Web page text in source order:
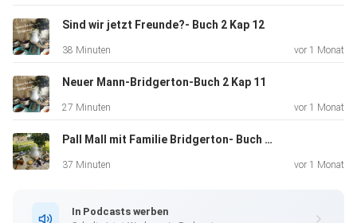
Yours truly Ethel und Philomena
Sind wir jetzt Freunde?- Buch 2 Kap 12
38 Minuten vor 1 Monat
Neuer Mann-Bridgerton-Buch 2 Kap 11
27 Minuten vor 1 Monat
Pall Mall mit Familie Bridgerton- Buch 2 Kap 10
37 Minuten vor 1 Monat
In Podcasts werben